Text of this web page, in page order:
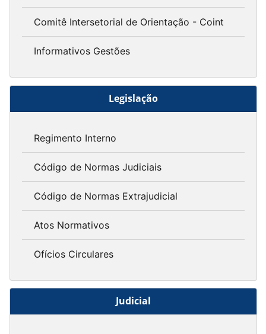
Comitê Intersetorial de Orientação - Coint
Informativos Gestões
Legislação
Regimento Interno
Código de Normas Judiciais
Código de Normas Extrajudicial
Atos Normativos
Ofícios Circulares
Judicial